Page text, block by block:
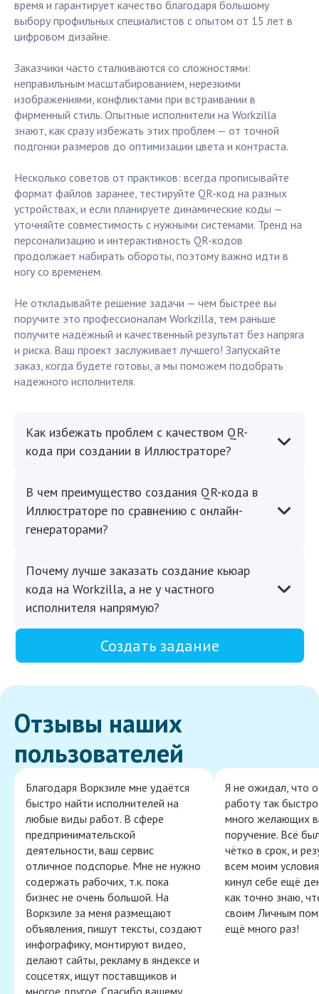
время и гарантирует качество благодаря большому
выбору профильных специалистов с опытом от 15 лет в
цифровом дизайне.
Заказчики часто сталкиваются со сложностями:
неправильным масштабированием, нерезкими
изображениями, конфликтами при встраивании в
фирменный стиль. Опытные исполнители на Workzilla
знают, как сразу избежать этих проблем — от точной
подгонки размеров до оптимизации цвета и контраста.
Несколько советов от практиков: всегда прописывайте
формат файлов заранее, тестируйте QR-код на разных
устройствах, и если планируете динамические коды —
уточняйте совместимость с нужными системами. Тренд на
персонализацию и интерактивность QR-кодов
продолжает набирать обороты, поэтому важно идти в
ногу со временем.
Не откладывайте решение задачи — чем быстрее вы
поручите это профессионалам Workzilla, тем раньше
получите надёжный и качественный результат без напряга
и риска. Ваш проект заслуживает лучшего! Запускайте
заказ, когда будете готовы, а мы поможем подобрать
надежного исполнителя.
Как избежать проблем с качеством QR-
кода при создании в Иллюстраторе?
В чем преимущество создания QR-кода в
Иллюстраторе по сравнению с онлайн-
генераторами?
Почему лучше заказать создание кьюар
кода на Workzilla, а не у частного
исполнителя напрямую?
Создать задание
Отзывы наших
пользователей
Благодаря Воркзиле мне удаётся
быстро найти исполнителей на
любые виды работ. В сфере
предпринимательской
деятельности, ваш сервис
отличное подспорье. Мне не нужно
содержать рабочих, т.к. пока
бизнес не очень большой. На
Воркзиле за меня размещают
объявления, пишут тексты, создают
инфографику, монтируют видео,
делают сайты, рекламу в яндексе и
соцсетях, ищут поставщиков и
Я не ожидал, что
работу так
много желающих
поручение. Всё
чётко в срок, и
всем моим
кинул себе ещё
как точно знаю,
своим Личным
ещё много раз!